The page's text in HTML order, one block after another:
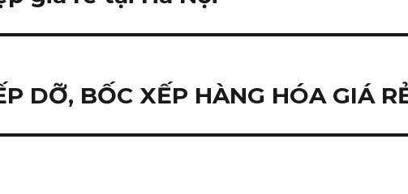
DỠ, BỐC XẾP HÀNG HÓA GIÁ